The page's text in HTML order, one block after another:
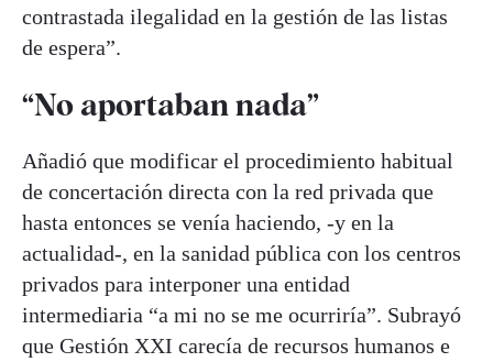
contrastada ilegalidad en la gestión de las listas
de espera”.
“No aportaban nada”
Añadió que modificar el procedimiento habitual
de concertación directa con la red privada que
hasta entonces se venía haciendo, -y en la
actualidad-, en la sanidad pública con los centros
privados para interponer una entidad
intermediaria “a mi no se me ocurriría”. Subrayó
que Gestión XXI carecía de recursos humanos e